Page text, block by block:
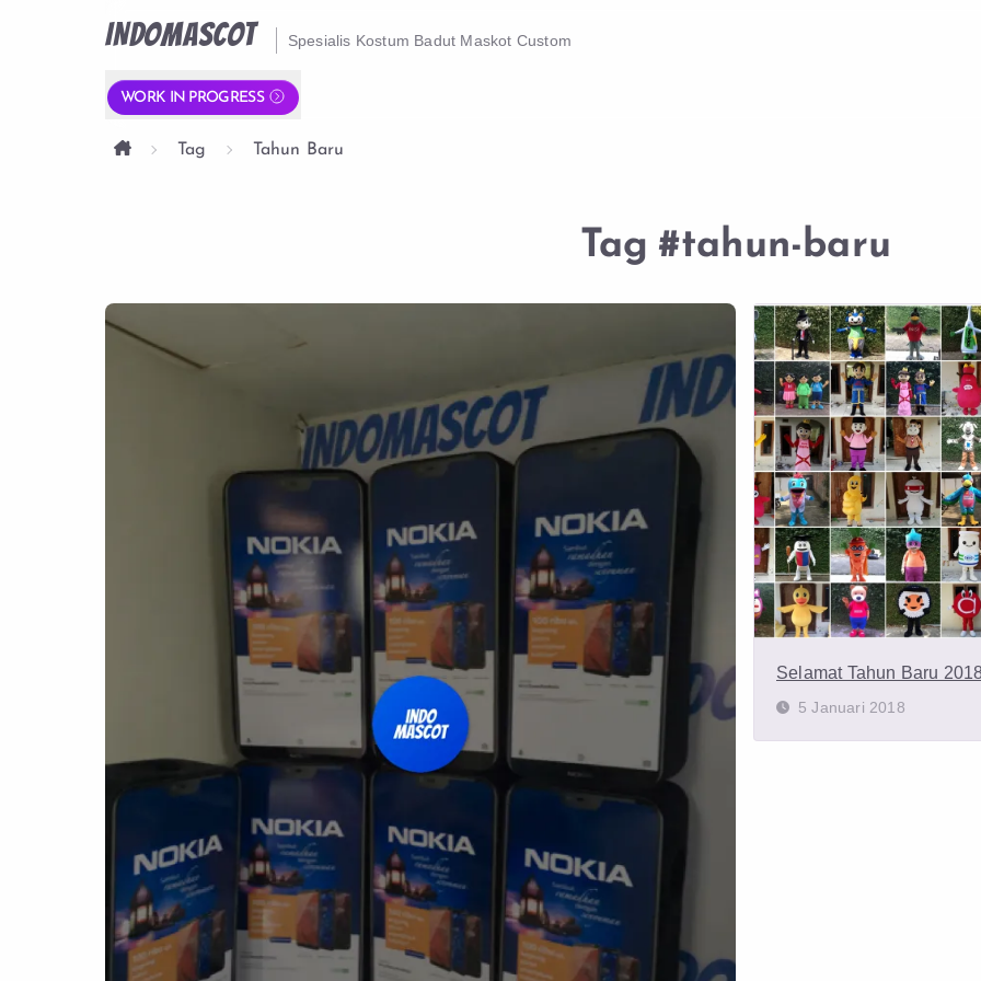
INDOMASCOT Spesialis Kostum Badut Maskot Custom
WORK IN PROGRESS
Tag Tahun Baru
Tag #tahun-baru
Selamat Tahun Baru
5 Januari 2018